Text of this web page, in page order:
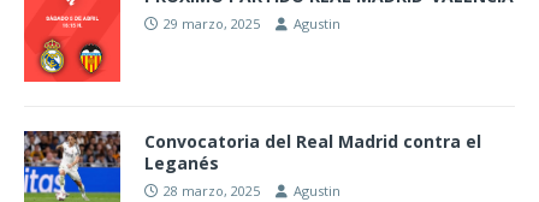
29 marzo, 2025 Agustin
Convocatoria del Real Madrid contra el
Leganés
28 marzo, 2025 Agustin